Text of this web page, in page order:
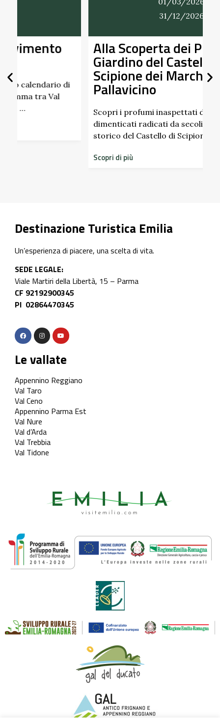
Alla Scoperta dei Profumi del
Giardino del Castello di
Scipione dei Marchesi
Pallavicino
Scopri i profumi inaspettati di erbe e frutti
dimenticati radicati da secoli. Nel giardino
storico del Castello di Scipione …
Destinazione Turistica Emilia
Un’esperienza di piacere, una scelta di vita.
SEDE LEGALE:
Viale Martiri della Libertà, 15 – Parma
CF 92192900345
PI 02864470345
Le vallate
Appennino Reggiano
Val Taro
Val Ceno
Appennino Parma Est
Val Nure
Val d’Arda
Val Trebbia
Val Tidone